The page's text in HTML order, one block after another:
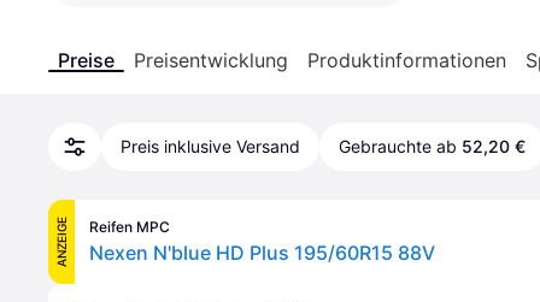
Preise Preisentwicklung Produktinformationen
Preis inklusive Versand Gebrauchte ab 52,20 €
ANZEIGE Reifen MPC
Nexen N'blue HD Plus 195/60R15 88V